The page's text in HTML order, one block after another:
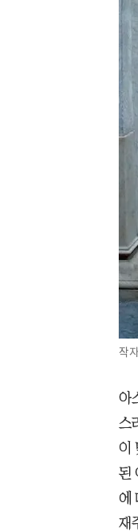
작
아
스
이
된
에
재